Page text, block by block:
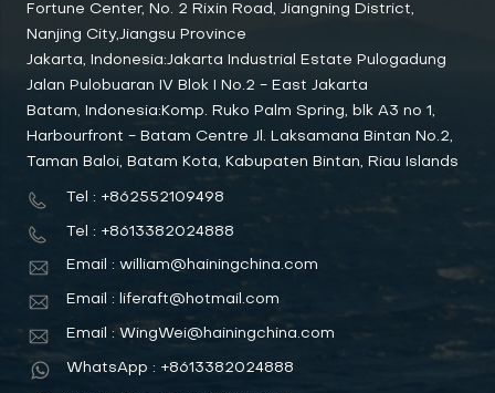
Fortune Center, No. 2 Rixin Road, Jiangning District,
Nanjing City,Jiangsu Province
Jakarta, Indonesia:Jakarta Industrial Estate Pulogadung
Jalan Pulobuaran IV Blok I No.2 - East Jakarta
Batam, Indonesia:Komp. Ruko Palm Spring, blk A3 no 1,
Harbourfront - Batam Centre Jl. Laksamana Bintan No.2,
Taman Baloi, Batam Kota, Kabupaten Bintan, Riau Islands
Tel : +862552109498
Tel : +8613382024888
Email : william@hainingchina.com
Email : liferaft@hotmail.com
Email : WingWei@hainingchina.com
WhatsApp : +8613382024888